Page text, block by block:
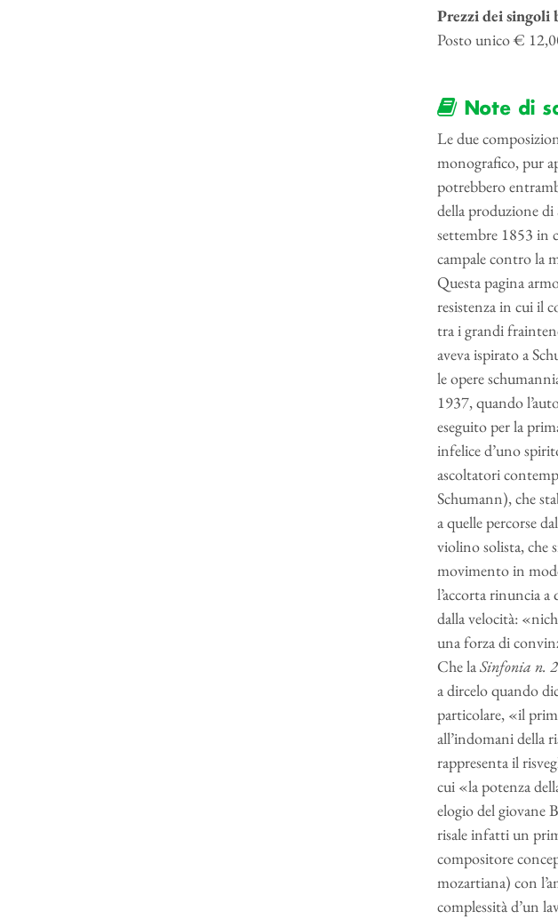
Prezzi dei
Posto unico €
Note di
Le due
monografico, pur
potrebbero
della produzione
settembre 1853 in
campale contro la
Questa pagina
resistenza in cui il
tra i grandi
aveva ispirato a
le opere
1937, quando
eseguito per la
infelice d’uno
ascoltatori
Schumann), che
a quelle percorse
violino solista, che
movimento in
l’accorta rinuncia
dalla velocità:
una forza di
Che laSinfonia n.
a dircelo quando
particolare, «il
all’indomani della
rappresenta il
cui «la potenza
elogio del giovane
risale infatti un
compositore
mozartiana) con
complessità d’un